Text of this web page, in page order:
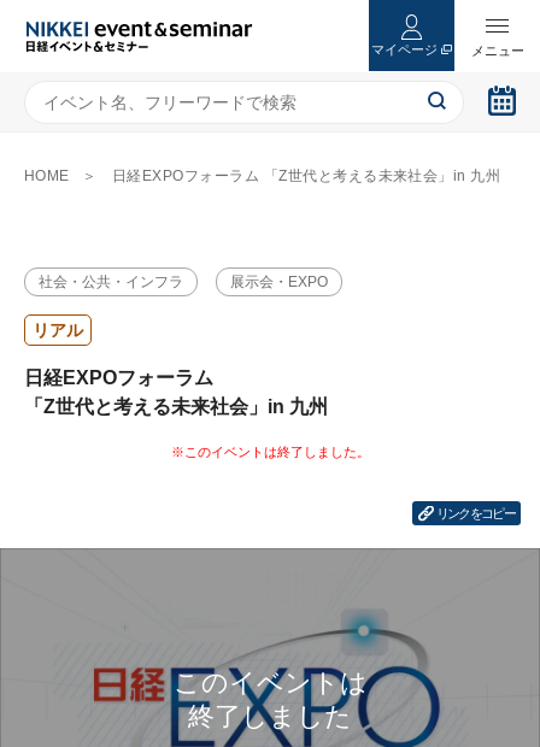
マイページ
HOME 日経EXPOフォーラム 「Z世代と考える未来社会」in 九州
社会・公共・インフラ 展示会・EXPO
リアル
日経EXPOフォーラム
「Z世代と考える未来社会」in 九州
リンクをコピー